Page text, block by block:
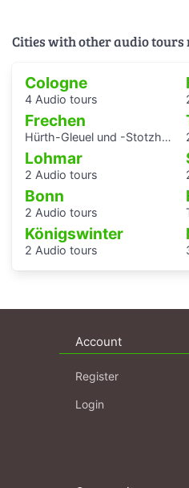
Cities with other audio tours
Cologne
4 Audio tours
Frechen
Hürth-Gleuel und -Stotzheim
Lohmar
2 Audio tours
Bonn
2 Audio tours
Königswinter
2 Audio tours
Account
Register
Login